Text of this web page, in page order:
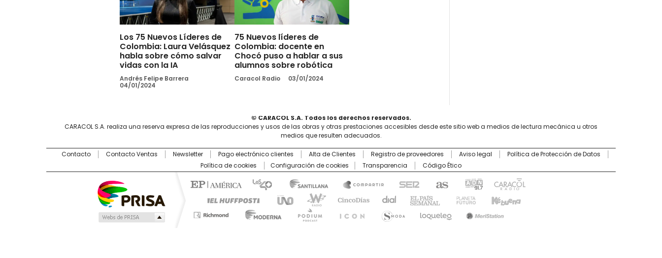
Los 75 Nuevos Líderes de
Colombia: Laura Velásquez
habla sobre cómo salvar
vidas con la IA
Andrés Felipe Barrera
04/01/2024
75 Nuevos líderes de
Colombia: docente en
Chocó puso a hablar a sus
alumnos sobre robótica
Caracol Radio 03/01/2024
© CARACOL S.A. Todos los derechos reservados.
CARACOL S.A. realiza una reserva expresa de las reproducciones y usos de las obras y otras prestaciones accesibles desde este sitio web a medios de lectura mecánica u otros
medios que resulten adecuados.
Contacto Contacto Ventas Newsletter Pago electrónico clientes Alta de Clientes Registro de proveedores Aviso legal
Política de Protección de Datos
Política de cookies
Configuración de cookies Transparencia Código Ético